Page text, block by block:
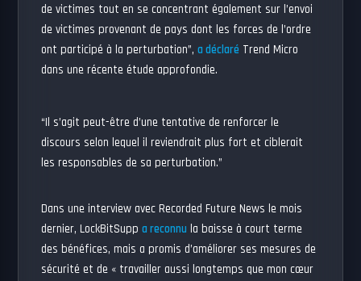
de victimes tout en se concentrant également sur l’envoi
de victimes provenant de pays dont les forces de l’ordre
ont participé à la perturbation”,a déclaré Trend Micro
dans une récente étude approfondie.
“Il s’agit peut-être d’une tentative de renforcer le
discours selon lequel il reviendrait plus fort et ciblerait
les responsables de sa perturbation.”
Dans une interview avec Recorded Future News le mois
dernier, LockBitSuppa reconnu la baisse à court terme
des bénéfices, mais a promis d’améliorer ses mesures de
sécurité et de « travailler aussi longtemps que mon cœur